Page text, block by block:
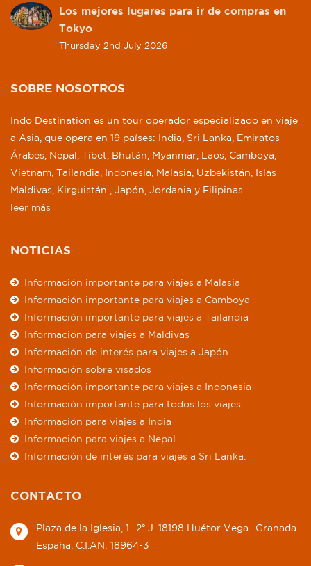
Los mejores lugares para ir de compras en
Tokyo
Thursday 2nd July 2026
SOBRE NOSOTROS
Indo Destination es un tour operador especializado en viaje
a Asia, que opera en 19 países: India, Sri Lanka, Emiratos
Árabes, Nepal, Tíbet, Bhután, Myanmar, Laos, Camboya,
Vietnam, Tailandia, Indonesia, Malasia, Uzbekistán, Islas
Maldivas, Kirguistán , Japón, Jordania y Filipinas.
leer más
NOTICIAS
Información importante para viajes a Malasia
Información importante para viajes a Camboya
Información importante para viajes a Tailandia
Información para viajes a Maldivas
Información de interés para viajes a Japón.
Información sobre visados
Información importante para viajes a Indonesia
Información importante para todos los viajes
Información para viajes a India
Información para viajes a Nepal
Información de interés para viajes a Sri Lanka.
Información para viajes a Vietnam
Información para viajes Uzbekistán
Derechos de los pasajeros en materia aérea
CONTACTO
Plaza de la Iglesia, 1- 2º J. 18198 Huétor Vega- Granada-
España. C.I.AN: 18964-3